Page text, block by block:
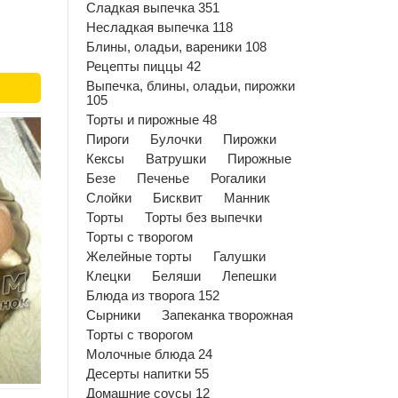
Сладкая выпечка 351
Несладкая выпечка 118
Блины, оладьи, вареники 108
Рецепты пиццы 42
Выпечка, блины, оладьи, пирожки
105
Торты и пирожные 48
Пироги
Булочки
Пирожки
Кексы
Ватрушки
Пирожные
Безе
Печенье
Рогалики
Слойки
Бисквит
Манник
Торты
Торты без выпечки
Торты с творогом
Желейные торты
Галушки
Клецки
Беляши
Лепешки
Блюда из творога 152
Сырники
Запеканка творожная
Торты с творогом
Молочные блюда 24
Десерты напитки 55
Домашние соусы 12